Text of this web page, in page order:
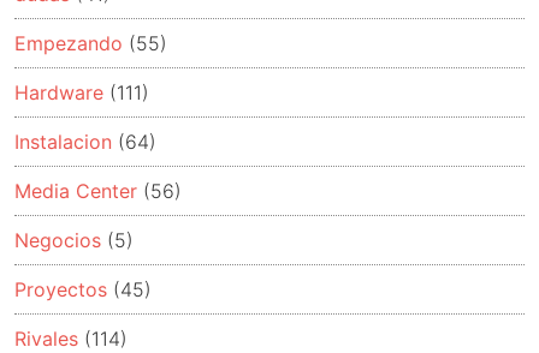
Empezando (55)
Hardware (111)
Instalacion (64)
Media Center (56)
Negocios (5)
Proyectos (45)
Rivales (114)